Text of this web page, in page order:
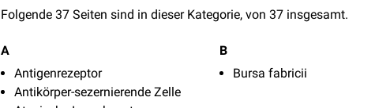
Folgende 37 Seiten sind in dieser Kategorie, von 37 insgesamt.
A
Antigenrezeptor
Antikörper-sezernierende Zelle
B
Bursa fabricii